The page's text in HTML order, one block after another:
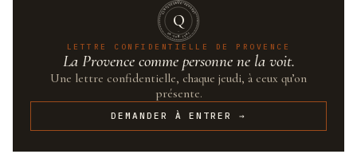
QUINTESSENCE·PROVENCE
UN·SUR·CENT
Q
LETTRE CONFIDENTIELLE DE PROVENCE
La Provence comme personne ne la voit.
Une lettre confidentielle, chaque jeudi, à ceux qu’on
présente.
DEMANDER À ENTRER →